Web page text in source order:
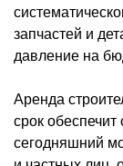
запчастей и
давление на
Аренда
срок
сегодняшний